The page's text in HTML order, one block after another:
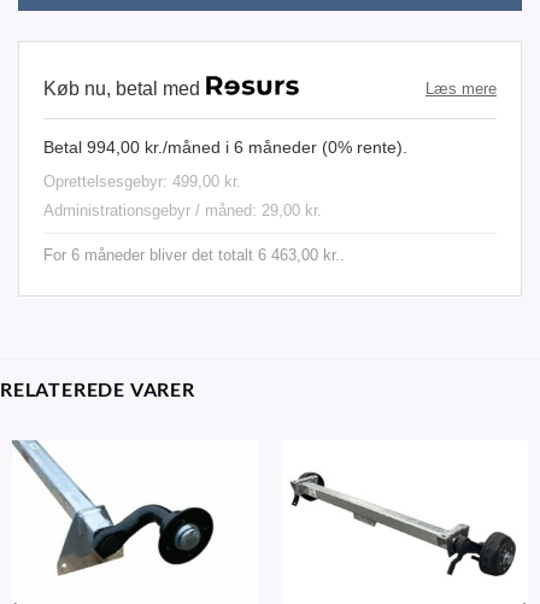
Køb nu, betal med Læs mere
Betal 994,00 kr./måned i 6 måneder (0% rente).
Oprettelsesgebyr: 499,00 kr.
Administrationsgebyr / måned: 29,00 kr.
For 6 måneder bliver det totalt 6 463,00 kr..
RELATEREDE VARER